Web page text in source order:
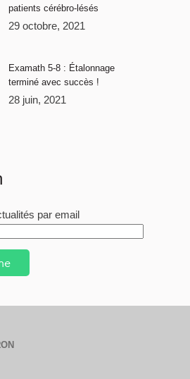
patients cérébro-lésés
29 octobre, 2021
Examath 5-8 : Étalonnage
terminé avec succès !
28 juin, 2021
par email